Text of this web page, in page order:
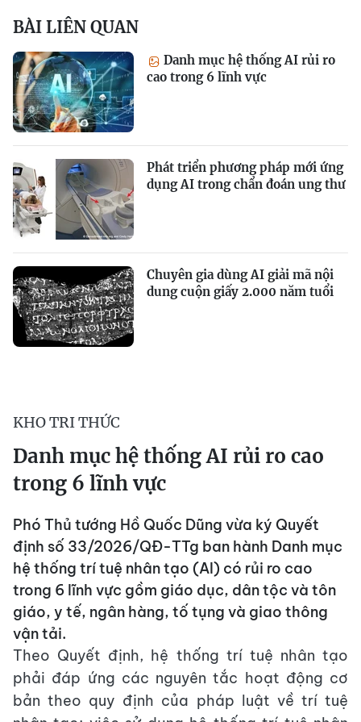
BÀI LIÊN QUAN
Danh mục hệ thống AI rủi ro
cao trong 6 lĩnh vực
Phát triển phương pháp mới ứng
dụng AI trong chẩn đoán ung thư
Chuyên gia dùng AI giải mã nội
dung cuộn giấy 2.000 năm tuổi
KHO TRI THỨC
Danh mục hệ thống AI rủi ro cao
trong 6 lĩnh vực
Phó Thủ tướng Hồ Quốc Dũng vừa ký Quyết
định số 33/2026/QĐ-TTg ban hành Danh mục
hệ thống trí tuệ nhân tạo (AI) có rủi ro cao
trong 6 lĩnh vực gồm giáo dục, dân tộc và tôn
giáo, y tế, ngân hàng, tố tụng và giao thông
vận tải.
Theo Quyết định, hệ thống trí tuệ nhân tạo
phải đáp ứng các nguyên tắc hoạt động cơ
bản theo quy định của pháp luật về trí tuệ